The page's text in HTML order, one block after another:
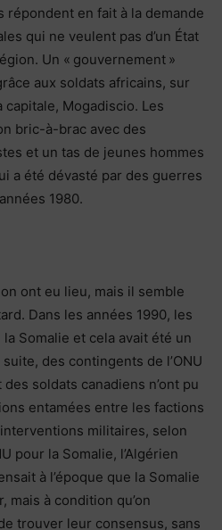
répondent en fait à la demande
qui ne veulent pas d’un État
Un « gouvernement »
aux soldats africains, sur
Mogadiscio. Les
bric-à-brac avec des
et un tas de jeunes hommes
a été dévasté par des guerres
1980.
ont eu lieu, mais il semble
Dans les années 1990, les
Somalie et cela avait été un
des contingents de l’ONU
soldats canadiens n’ont pu
entamées entre les factions
militaires, selon
pour la Somalie, l’Algérien
à l’époque que la Somalie
mais à condition qu’on
trouver leur consensus, sans